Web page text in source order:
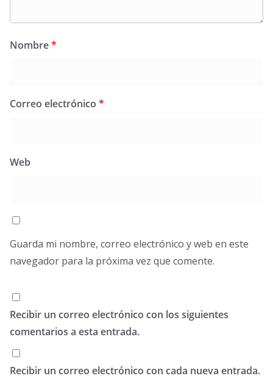
Nombre*
Correo electrónico *
Web
Guarda mi nombre, correo electrónico y web en este
navegador para la próxima vez que comente.
Recibir un correo electrónico con los siguientes
comentarios a esta entrada.
Recibir un correo electrónico con cada nueva entrada.